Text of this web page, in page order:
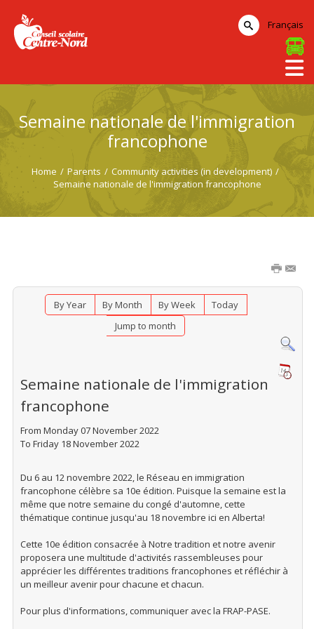
Semaine nationale de l'immigration
francophone
Home / Parents / Community activities (in development) /
Semaine nationale de l'immigration francophone
By Year By Month By Week
Today
Jump to month
Semaine nationale de l'immigration
francophone
From Monday 07 November 2022
To Friday 18 November 2022
Du 6 au 12 novembre 2022, le Réseau en immigration
francophone célèbre sa 10e édition. Puisque la semaine est la
même que notre semaine du congé d'automne, cette
thématique continue jusqu'au 18 novembre ici en Alberta!
Cette 10e édition consacrée à Notre tradition et notre avenir
proposera une multitude d'activités rassembleuses pour
apprécier les différentes traditions francophones et réfléchir à
un meilleur avenir pour chacune et chacun.
Pour plus d'informations, communiquer avec la FRAP-PASE.
Français